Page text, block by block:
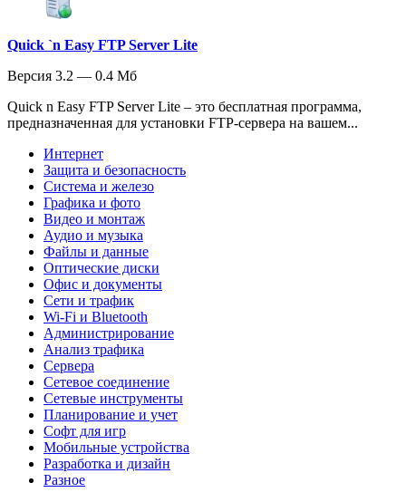
Quick `n Easy FTP Server Lite
Версия 3.2 — 0.4 Мб
Quick n Easy FTP Server Lite – это бесплатная программа,
предназначенная для установки FTP-сервера на вашем...
Интернет
Защита и безопасность
Система и железо
Графика и фото
Видео и монтаж
Аудио и музыка
Файлы и данные
Оптические диски
Офис и документы
Сети и трафик
Wi-Fi и Bluetooth
Администрирование
Анализ трафика
Сервера
Сетевое соединение
Сетевые инструменты
Планирование и учет
Софт для игр
Мобильные устройства
Разработка и дизайн
Разное